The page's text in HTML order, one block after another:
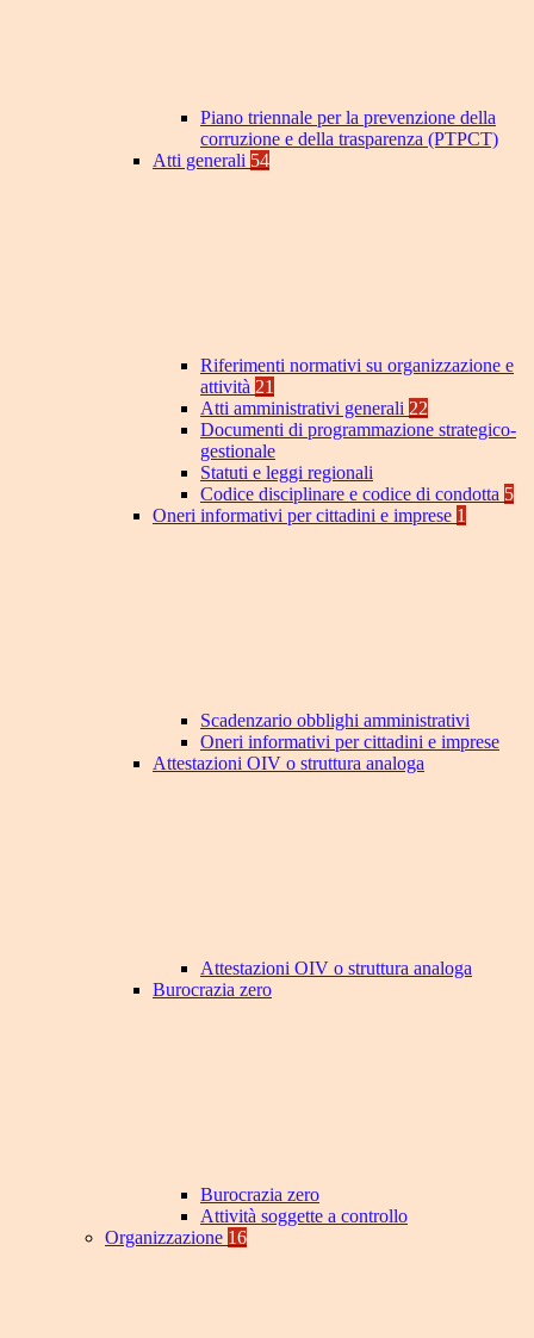
Piano triennale per la prevenzione della
corruzione e della trasparenza (PTPCT)
Atti generali 54
Riferimenti normativi su organizzazione e
attività 21
Atti amministrativi generali 22
Documenti di programmazione strategico-
gestionale
Statuti e leggi regionali
Codice disciplinare e codice di condotta 5
Oneri informativi per cittadini e imprese 1
Scadenzario obblighi amministrativi
Oneri informativi per cittadini e imprese
Attestazioni OIV o struttura analoga
Attestazioni OIV o struttura analoga
Burocrazia zero
Burocrazia zero
Attività soggette a controllo
Organizzazione 16